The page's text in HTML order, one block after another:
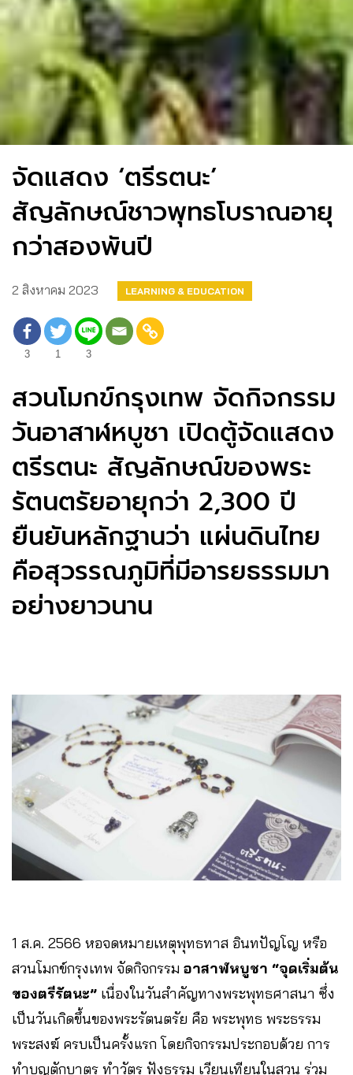
จัดแสดง ‘ตรีรตนะ’
สัญลักษณ์ชาวพุทธโบราณอายุ
กว่าสองพันปี
2 สิงหาคม 2023 LEARNING & EDUCATION
3 1 3
สวนโมกข์กรุงเทพ จัดกิจกรรม
วันอาสาฬหบูชา เปิดตู้จัดแสดง
ตรีรตนะ สัญลักษณ์ของพระ
รัตนตรัยอายุกว่า 2,300 ปี
ยืนยันหลักฐานว่า แผ่นดินไทย
คือสุวรรณภูมิที่มีอารยธรรมมา
อย่างยาวนาน
1 ส.ค. 2566 หอจดหมายเหตุพุทธทาส อินทปัญโญ หรือ
สวนโมกข์กรุงเทพ จัดกิจกรรม อาสาฬหบูชา “จุดเริ่มต้น
ของตรีรัตนะ” เนื่องในวันสำคัญทางพระพุทธศาสนา ซึ่ง
เป็นวันเกิดขึ้นของพระรัตนตรัย คือ พระพุทธ พระธรรม
พระสงฆ์ ครบเป็นครั้งแรก โดยกิจกรรมประกอบด้วย การ
ทำบุญตักบาตร ทำวัตร ฟังธรรม เวียนเทียนในสวน ร่วม